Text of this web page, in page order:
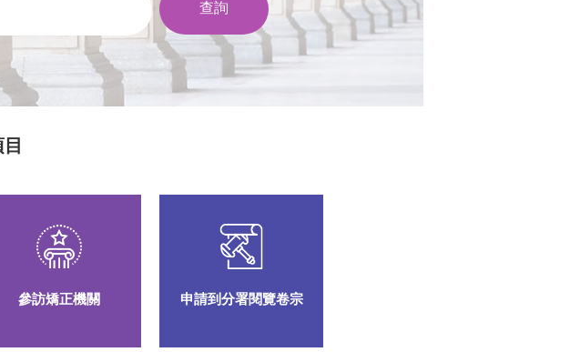
參訪矯正機關 申請到分署閱覽卷宗